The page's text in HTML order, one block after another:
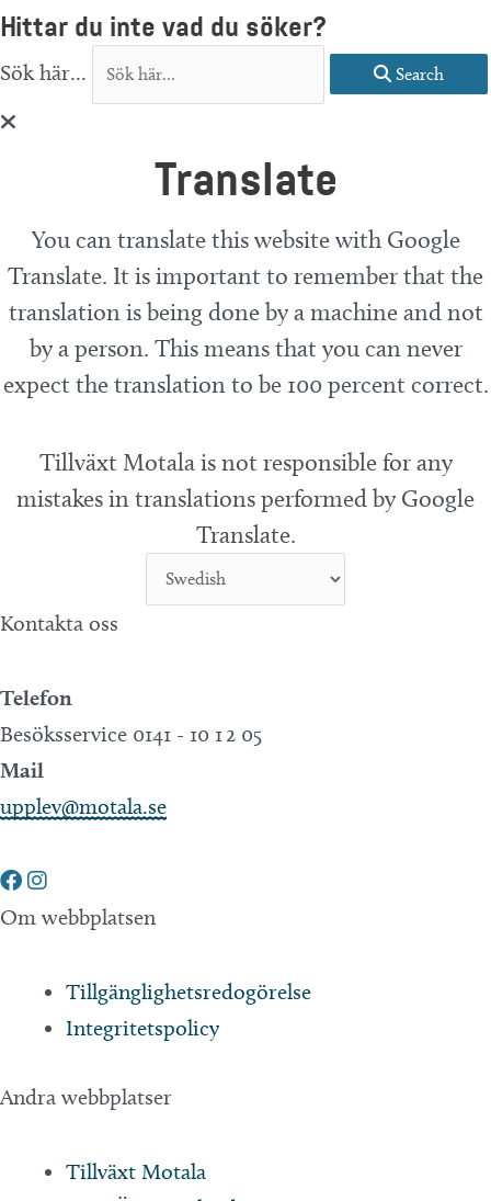
Hittar du inte vad du söker?
Sök här... Search
Translate
You can translate this website with Google
Translate. It is important to remember that the
translation is being done by a machine and not
by a person. This means that you can never
expect the translation to be 100 percent correct.
Tillväxt Motala is not responsible for any
mistakes in translations performed by Google
Translate.
Kontakta oss
Telefon
Besöksservice 0141 - 10 1 2 05
Mail
upplev@motala.se
Om webbplatsen
Tillgänglighetsredogörelse
Integritetspolicy
Andra webbplatser
Tillväxt Motala